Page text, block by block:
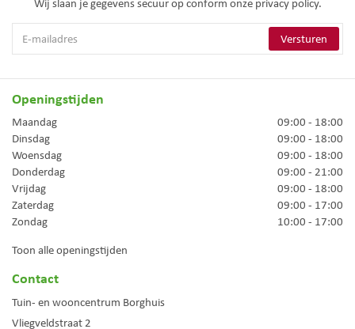
Openingstijden
Maandag
09:00 - 18:00
Dinsdag
09:00 - 18:00
Woensdag
09:00 - 18:00
Donderdag
09:00 - 21:00
Vrijdag
09:00 - 18:00
Zaterdag
09:00 - 17:00
Zondag
10:00 - 17:00
Toon alle openingstijden
Contact
Tuin- en wooncentrum Borghuis
Vliegveldstraat 2